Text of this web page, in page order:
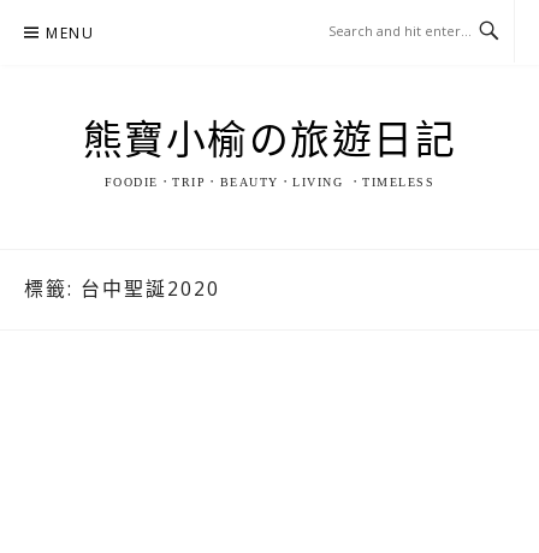
MENU
熊寶小榆の旅遊日記
FOODIE．TRIP．BEAUTY．LIVING ．TIMELESS
標籤: 台中聖誕2020